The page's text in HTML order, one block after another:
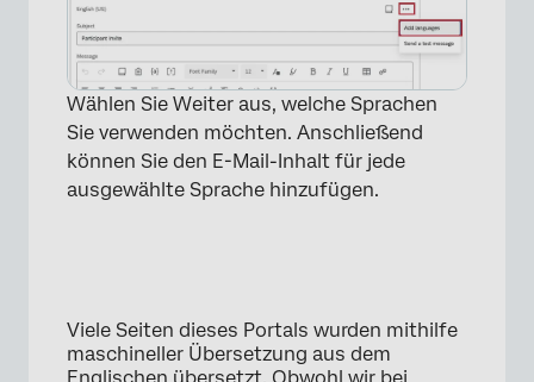
Wählen Sie Weiter aus, welche Sprachen
Sie verwenden möchten. Anschließend
können Sie den E-Mail-Inhalt für jede
ausgewählte Sprache hinzufügen.
Viele Seiten dieses Portals wurden mithilfe
maschineller Übersetzung aus dem